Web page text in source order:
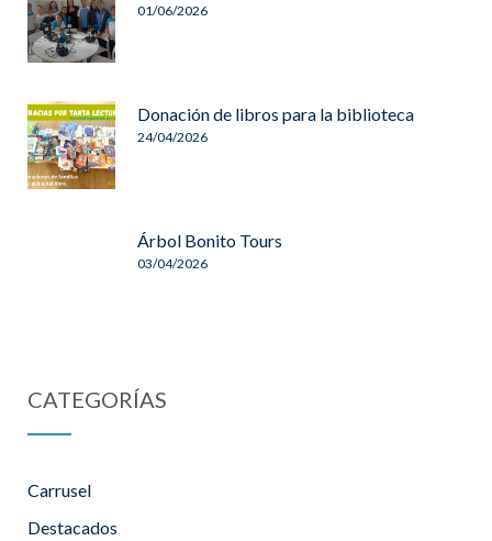
01/06/2026
Donación de libros para la biblioteca
24/04/2026
Árbol Bonito Tours
03/04/2026
CATEGORÍAS
Carrusel
Destacados